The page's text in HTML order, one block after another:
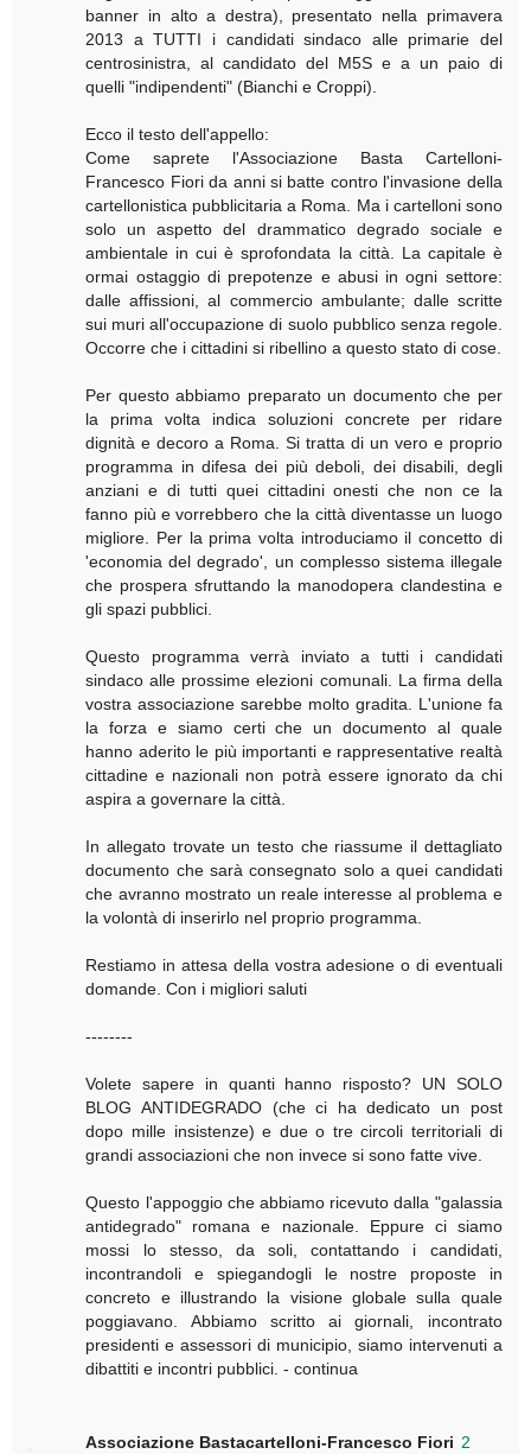
banner in alto a destra), presentato nella primavera
2013 a TUTTI i candidati sindaco alle primarie del
centrosinistra, al candidato del M5S e a un paio di
quelli "indipendenti" (Bianchi e Croppi).
Ecco il testo dell'appello:
Come saprete l'Associazione Basta Cartelloni-
Francesco Fiori da anni si batte contro l'invasione della
cartellonistica pubblicitaria a Roma. Ma i cartelloni sono
solo un aspetto del drammatico degrado sociale e
ambientale in cui è sprofondata la città. La capitale è
ormai ostaggio di prepotenze e abusi in ogni settore:
dalle affissioni, al commercio ambulante; dalle scritte
sui muri all'occupazione di suolo pubblico senza regole.
Occorre che i cittadini si ribellino a questo stato di cose.
Per questo abbiamo preparato un documento che per
la prima volta indica soluzioni concrete per ridare
dignità e decoro a Roma. Si tratta di un vero e proprio
programma in difesa dei più deboli, dei disabili, degli
anziani e di tutti quei cittadini onesti che non ce la
fanno più e vorrebbero che la città diventasse un luogo
migliore. Per la prima volta introduciamo il concetto di
'economia del degrado', un complesso sistema illegale
che prospera sfruttando la manodopera clandestina e
gli spazi pubblici.
Questo programma verrà inviato a tutti i candidati
sindaco alle prossime elezioni comunali. La firma della
vostra associazione sarebbe molto gradita. L'unione fa
la forza e siamo certi che un documento al quale
hanno aderito le più importanti e rappresentative realtà
cittadine e nazionali non potrà essere ignorato da chi
aspira a governare la città.
In allegato trovate un testo che riassume il dettagliato
documento che sarà consegnato solo a quei candidati
che avranno mostrato un reale interesse al problema e
la volontà di inserirlo nel proprio programma.
Restiamo in attesa della vostra adesione o di eventuali
domande. Con i migliori saluti
--------
Volete sapere in quanti hanno risposto? UN SOLO
BLOG ANTIDEGRADO (che ci ha dedicato un post
dopo mille insistenze) e due o tre circoli territoriali di
grandi associazioni che non invece si sono fatte vive.
Questo l'appoggio che abbiamo ricevuto dalla "galassia
antidegrado" romana e nazionale. Eppure ci siamo
mossi lo stesso, da soli, contattando i candidati,
incontrandoli e spiegandogli le nostre proposte in
concreto e illustrando la visione globale sulla quale
poggiavano. Abbiamo scritto ai giornali, incontrato
presidenti e assessori di municipio, siamo intervenuti a
dibattiti e incontri pubblici. - continua
Associazione Bastacartelloni-Francesco Fiori 2